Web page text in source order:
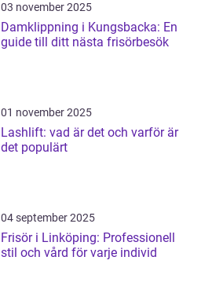
03 november 2025
Damklippning i Kungsbacka: En
guide till ditt nästa frisörbesök
01 november 2025
Lashlift: vad är det och varför är
det populärt
04 september 2025
Frisör i Linköping: Professionell
stil och vård för varje individ